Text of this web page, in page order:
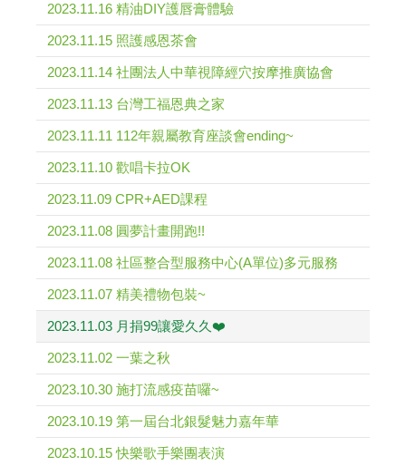
2023.11.16 精油DIY護唇膏體驗
2023.11.15 照護感恩茶會
2023.11.14 社團法人中華視障經穴按摩推廣協會
2023.11.13 台灣工福恩典之家
2023.11.11 112年親屬教育座談會ending~
2023.11.10 歡唱卡拉OK
2023.11.09 CPR+AED課程
2023.11.08 圓夢計畫開跑!!
2023.11.08 社區整合型服務中心(A單位)多元服務
2023.11.07 精美禮物包裝~
2023.11.03 月捐99讓愛久久❤️
2023.11.02 一葉之秋
2023.10.30 施打流感疫苗囉~
2023.10.19 第一屆台北銀髮魅力嘉年華
2023.10.15 快樂歌手樂團表演